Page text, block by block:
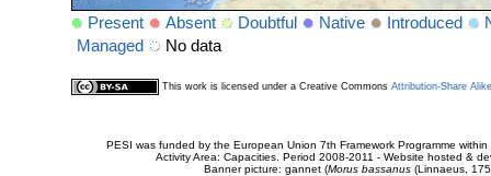
Present Absent Doubtful Native Introduced
Managed
No data
This work is licensed under a Creative Commons Attribution-Share
PESI was funded by the European Union 7th Framework Programme
Activity Area: Capacities. Period 2008-2011 - Website hosted &
Banner picture: gannet (Morus bassanus(Linnaeus,